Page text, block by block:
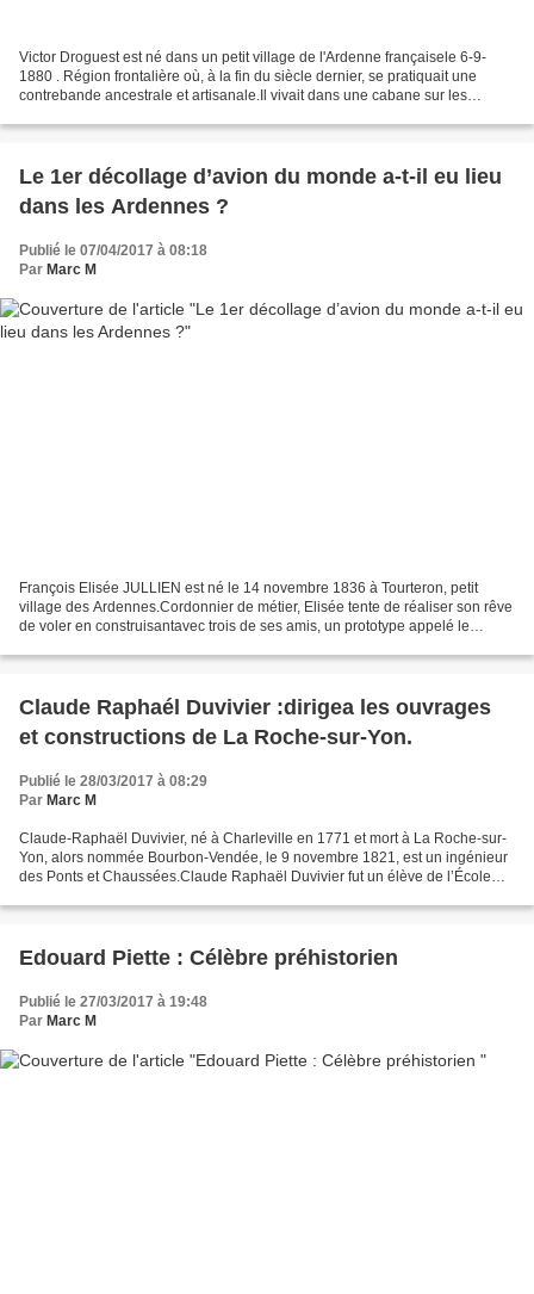
Victor Droguest est né dans un petit village de l'Ardenne françaisele 6-9-
1880 . Région frontalière où, à la fin du siècle dernier, se pratiquait une
contrebande ancestrale et artisanale.Il vivait dans une cabane sur les
Le 1er décollage d’avion du monde a-t-il eu lieu
dans les Ardennes ?
Publié le 07/04/2017 à 08:18
Par Marc M
François Elisée JULLIEN est né le 14 novembre 1836 à Tourteron, petit
village des Ardennes.Cordonnier de métier, Elisée tente de réaliser son rêve
de voler en construisantavec trois de ses amis, un prototype appelé le
Claude Raphaél Duvivier :dirigea les ouvrages
et constructions de La Roche-sur-Yon.
Publié le 28/03/2017 à 08:29
Par Marc M
Claude-Raphaël Duvivier, né à Charleville en 1771 et mort à La Roche-sur-
Yon, alors nommée Bourbon-Vendée, le 9 novembre 1821, est un ingénieur
des Ponts et Chaussées.Claude Raphaël Duvivier fut un élève de l’École
Edouard Piette : Célèbre préhistorien
Publié le 27/03/2017 à 19:48
Par Marc M